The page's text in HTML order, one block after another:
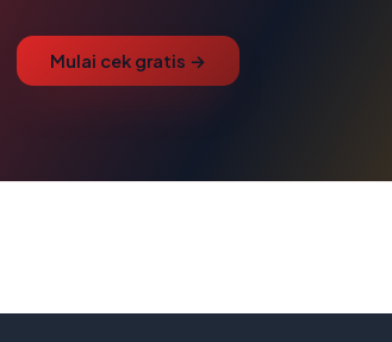
Mulai cek gratis →